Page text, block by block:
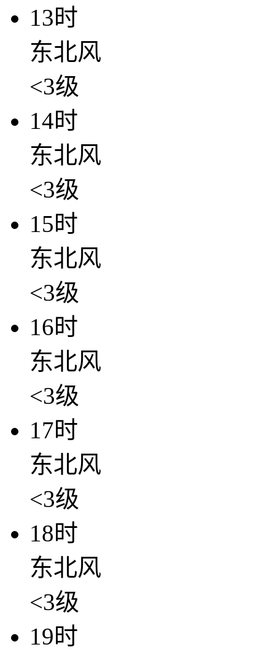
13时
东北风
<3级
14时
东北风
<3级
15时
东北风
<3级
16时
东北风
<3级
17时
东北风
<3级
18时
东北风
<3级
19时